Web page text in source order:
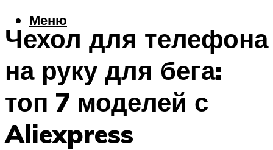
Меню
Чехол для телефона
на руку для бега:
топ 7 моделей с
Aliexpress